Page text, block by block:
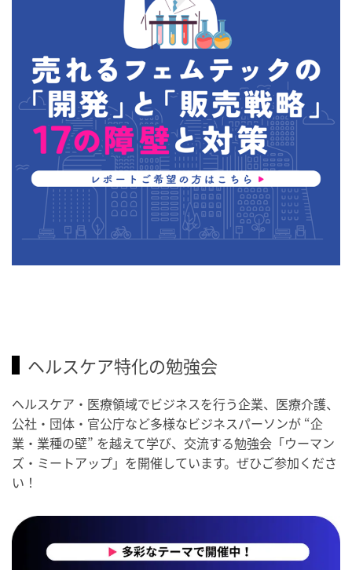
ヘルスケア特化の勉強会
ヘルスケア・医療領域でビジネスを行う企業、医療介護、
公社・団体・官公庁など多様なビジネスパーソンが “企
業・業種の壁” を越えて学び、交流する勉強会「ウーマン
ズ・ミートアップ」を開催しています。ぜひご参加くださ
い！